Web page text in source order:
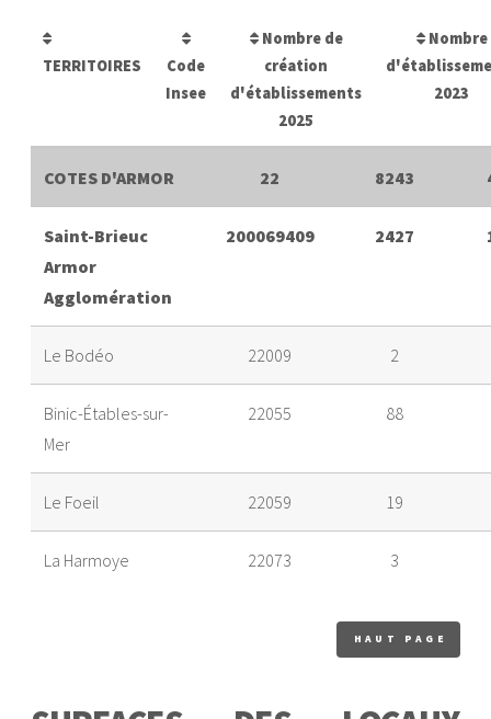
TERRITOIRES
Code
Insee
Nombre de
création
d'établissements
2025
Nombre
2023
COTES D'ARMOR 22 8243
Saint-Brieuc
Armor
Agglomération
200069409 2427
Le Bodéo 22009 2
Binic-Étables-sur-
Mer
22055 88
Le Foeil 22059 19
La Harmoye 22073 3
66
HAUT PAGE